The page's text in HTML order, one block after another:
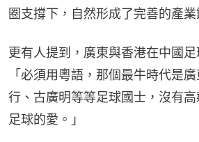
圈支撐下，自然形成了完善的產業
更有人提到，廣東與香港在中國足
「必須用粵語，那個最牛時代是
行、古廣明等等足球國士，沒有
足球的愛。」